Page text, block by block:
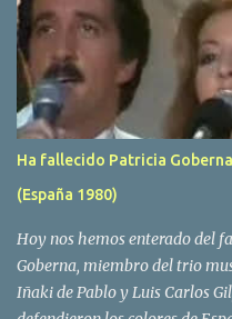
epoca universitaria en la
estudiante de medicina Luis
juntos,Santos a la guitarra y
salto al mercado profesional.
propia Amaia Saizar, que tras
recibió por parte de la
un nuevo grupo, reclutando al
Yolanda Hoyos. Con los cuatro
Ha fallecido Patricia
(España 1980)
Hoy nos hemos enterado del
Goberna, miembro del trio
Iñaki de Pablo y Luis Carlos